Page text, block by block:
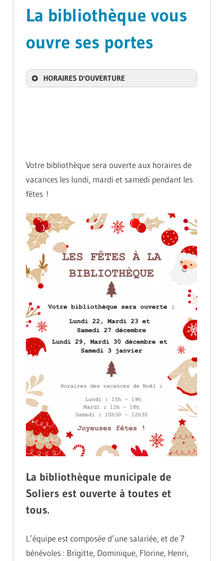
La bibliothèque vous
ouvre ses portes
HORAIRES D'OUVERTURE
Votre bibliothèque sera ouverte aux horaires de
vacances les lundi, mardi et samedi pendant les
fêtes !
La bibliothèque municipale de
Soliers est ouverte à toutes et
tous.
L’équipe est composée d’une salariée, et de 7
bénévoles : Brigitte, Dominique, Florine, Henri,